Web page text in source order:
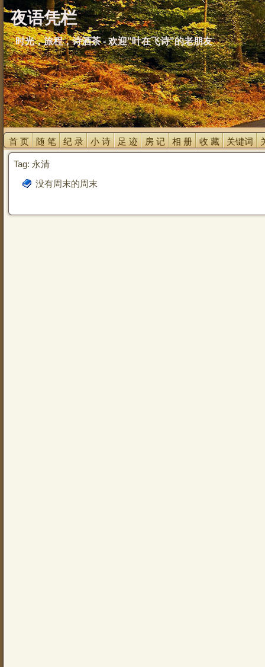
夜语凭栏
时光，旅程，诗酒茶 - 欢迎"叶在飞诗"的老朋友
首 页 随 笔 纪 录 小 诗 足 迹 房 记 相 册 收 藏 关键词
Tag: 永清
没有周末的周末